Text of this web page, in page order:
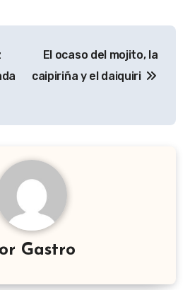
El ocaso del mojito, la
caipiriña y el daiquiri
Gastro